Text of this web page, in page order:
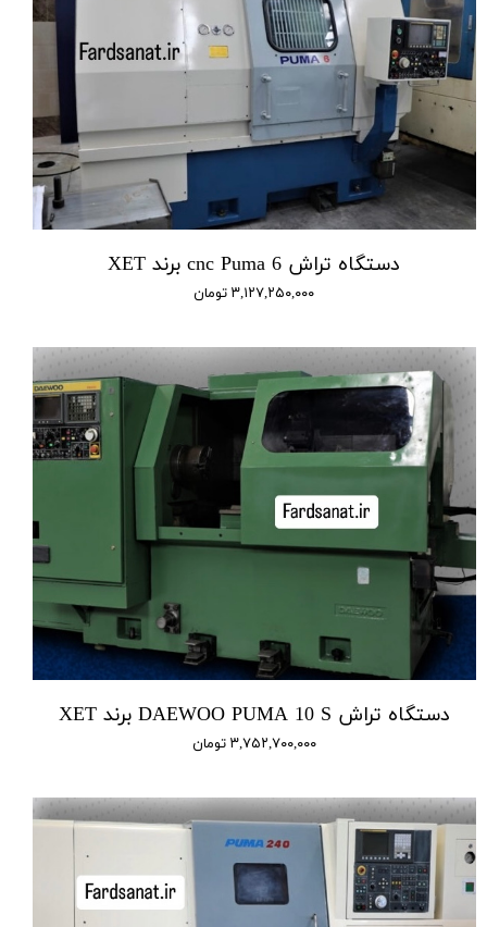
دستگاه تراش cnc Puma 6 برند XET
۳,۱۲۷,۲۵۰,۰۰۰ تومان
دستگاه تراش DAEWOO PUMA 10 S برند XET
۳,۷۵۲,۷۰۰,۰۰۰ تومان